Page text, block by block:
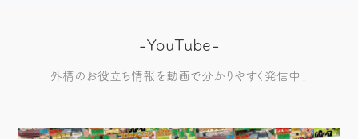
-YouTube-
外構のお役立ち情報を動画で分かりやすく発信中！